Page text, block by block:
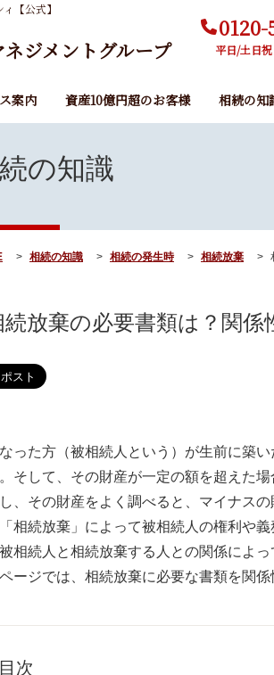
【公式】
ネジメントグループ 平日/土日
案内 資産10億円超のお客様 相続の知
の知識
相続の知識 相続の発生時 相続放棄
続放棄の必要書類は？関
った方（被相続人という）が生前に築
そして、その財産が一定の額を超えた
、その財産をよく調べると、マイナス
相続放棄」によって被相続人の権利や
相続人と相続放棄する人との関係によっ
ージでは、相続放棄に必要な書類を関係
目次